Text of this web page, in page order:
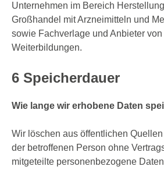
Unternehmen im Bereich
Großhandel mit Arzneimitteln und
sowie Fachverlage und Anbieter von
Weiterbildungen.
6 Speicherdauer
Wie lange wir erhobene Daten
Wir löschen aus öffentlichen
der betroffenen Person ohne
mitgeteilte personenbezogene